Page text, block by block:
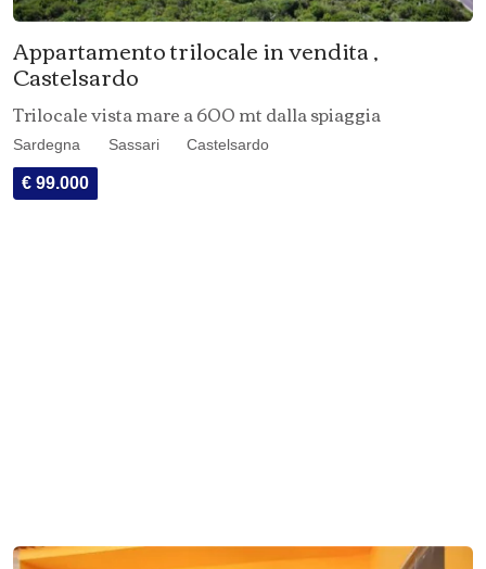
Appartamento trilocale in vendita ,
Castelsardo
Trilocale vista mare a 600 mt dalla spiaggia
Sardegna Sassari Castelsardo
€ 99.000